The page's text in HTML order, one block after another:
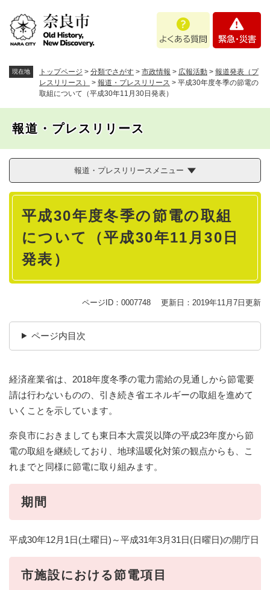
。
あ
問
・
現在地 トップページ > 分類でさがす > 市政情報 > 広報活動 > 報道発表（プ
レスリリース）
> 報道・プレスリリース > 平成30年度冬季の節電の
取組について（平成30年11月30日発表）
報道・プレスリリース
報道・プレスリリースメニュー
本
平成30年度冬季の節電の取組
について（平成30年11月30日
発表）
ページID：0007748 更新日：2019年11月7日更新
ページ内目次
経済産業省は、2018年度冬季の電力需給の見通しから節電要
請は行わないものの、引き続き省エネルギーの取組を進めて
いくことを示しています。
奈良市におきましても東日本大震災以降の平成23年度から節
電の取組を継続しており、地球温暖化対策の観点からも、こ
れまでと同様に節電に取り組みます。
期間
平成30年12月1日(土曜日)～平成31年3月31日(日曜日)の開庁日
市施設における節電項目